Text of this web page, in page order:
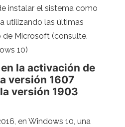
instalar el sistema como
utilizando las últimas
Microsoft (consulte.
10)
la activación de
versión 1607
versión 1903
en Windows 10, una